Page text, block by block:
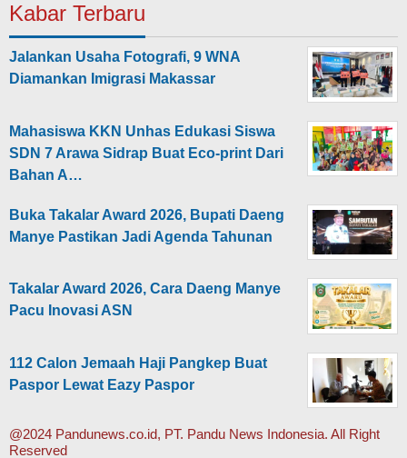
Kabar Terbaru
Jalankan Usaha Fotografi, 9 WNA
Diamankan Imigrasi Makassar
Mahasiswa KKN Unhas Edukasi Siswa
SDN 7 Arawa Sidrap Buat Eco-print Dari
Bahan A…
Buka Takalar Award 2026, Bupati Daeng
Manye Pastikan Jadi Agenda Tahunan
Takalar Award 2026, Cara Daeng Manye
Pacu Inovasi ASN
112 Calon Jemaah Haji Pangkep Buat
Paspor Lewat Eazy Paspor
@2024 Pandunews.co.id, PT. Pandu News Indonesia. All Right
Reserved